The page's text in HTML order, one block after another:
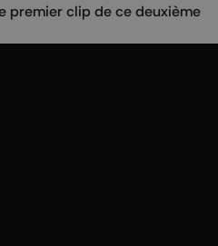
premier clip de ce deuxième